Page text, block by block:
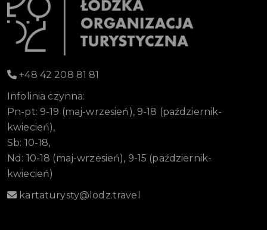
+48 42 208 81 81
Infolinia czynna:
Pn-pt: 9-19 (maj-wrzesień), 9-18 (październik-
kwiecień),
Sb: 10-18,
Nd: 10-18 (maj-wrzesień), 9-15 (październik-
kwiecień)
kartaturysty@lodz.travel